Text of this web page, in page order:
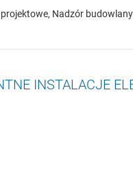
Nadzór budowlany
INSTALACJE